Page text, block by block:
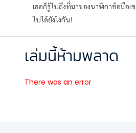
เธอก็รู้ไปถึงที่มาของนาฬิกาข้อมือเ
ไปได้ยังไงกัน!
เล่มนี้ห้ามพลาด
There was an error